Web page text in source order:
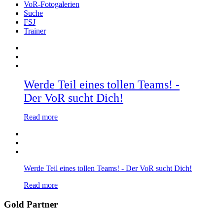
VoR-Fotogalerien
Suche
FSJ
Trainer
Werde Teil eines tollen Teams! -
Der VoR sucht Dich!
Read more
Werde Teil eines tollen Teams! - Der VoR sucht Dich!
Read more
Gold Partner